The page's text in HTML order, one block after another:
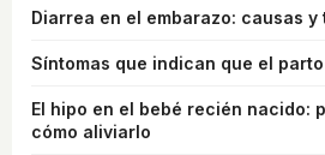
Diarrea en el embarazo: causas y
Síntomas que indican que el
El hipo en el bebé recién nacido:
cómo aliviarlo